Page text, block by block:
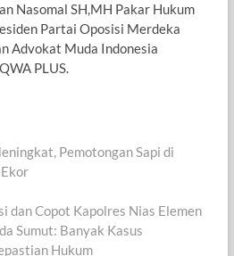
Nasomal SH,MH Pakar Hukum
Partai Oposisi Merdeka
Advokat Muda Indonesia
PLUS.
Pemotongan Sapi di
dan Copot Kapolres Nias Elemen
Sumut: Banyak Kasus
Hukum